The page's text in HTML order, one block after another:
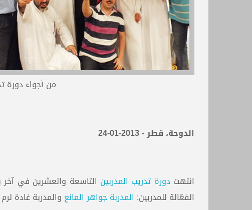
من أجواء دورة
الدوحة، قطر - 2013-01-24
انتهتدورة تدريب المدربين
الفعّالة للمدربين: المدربة جواهر المانع والمدربة غادة